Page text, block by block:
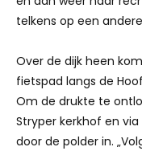
telkens op een
Over de dijk heen
fietspad langs de
Om de drukte te
Stryper kerkhof en
door de polder in.